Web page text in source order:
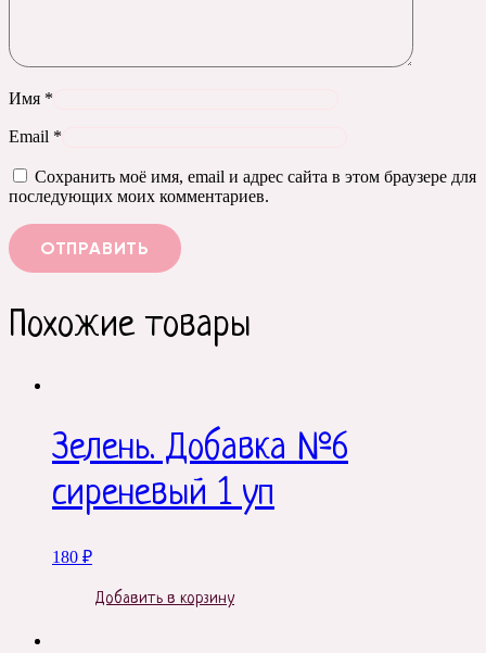
Имя *
Email *
Сохранить моё имя, email и адрес сайта в этом браузере для
последующих моих комментариев.
Похожие товары
Зелень. Добавка №6
сиреневый 1 уп
180 ₽
Добавить в корзину